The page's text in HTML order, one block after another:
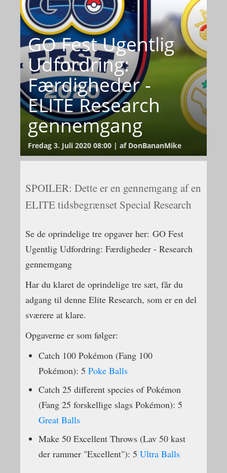
GO Fest Ugentlig
Udfordring:
Færdigheder -
ELITE Research
gennemgang
Fredag 3. Juli 2020 08:00 | af DonBananMike
SPOILER: Dette er en gennemgang af en
ELITE tidsbegrænset Special Research
Se de oprindelige tre opgaver her: GO Fest
Ugentlig Udfordring: Færdigheder - Research
gennemgang
Har du klaret de oprindelige tre sæt, får du
adgang til denne Elite Research, som er en del
sværere at klare.
Opgaverne er som følger:
Catch 100 Pokémon (Fang 100
Pokémon): 5 Poke Balls
Catch 25 different species of Pokémon
(Fang 25 forskellige slags Pokémon): 5
Great Balls
Make 50 Excellent Throws (Lav 50 kast
der rammer "Excellent"): 5 Ultra Balls